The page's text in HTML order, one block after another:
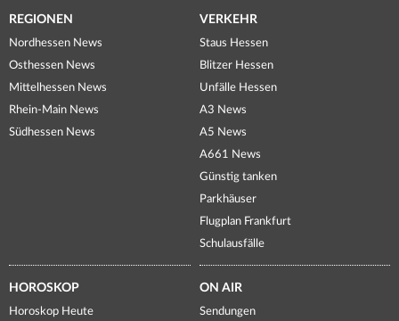
REGIONEN
Nordhessen News
Osthessen News
Mittelhessen News
Rhein-Main News
Südhessen News
VERKEHR
Staus Hessen
Blitzer Hessen
Unfälle Hessen
A3 News
A5 News
A661 News
Günstig tanken
Parkhäuser
Flugplan Frankfurt
Schulausfälle
HOROSKOP
Horoskop Heute
ON AIR
Sendungen